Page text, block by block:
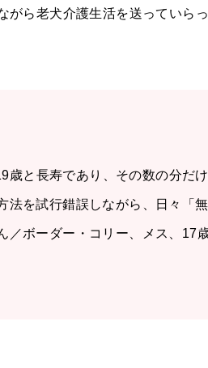
ら老犬介護生活を送っていら
と長寿であり、その数の分だ
を試行錯誤しながら、日々「
ボーダー・コリー、メス、17